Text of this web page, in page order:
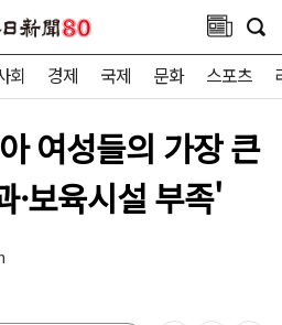
회 경제 국제 문화 스포츠
여성들의 가장 큰
·보육시설 부족'